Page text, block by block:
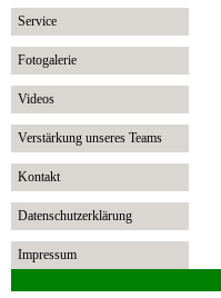
Service
Fotogalerie
Videos
Verstärkung unseres Teams
Kontakt
Datenschutzerklärung
Impressum